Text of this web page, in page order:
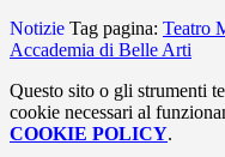
Notizie Tag pagina: Teatro
Accademia di Belle Arti
Questo sito o gli strumenti
cookie necessari al
COOKIE POLICY.